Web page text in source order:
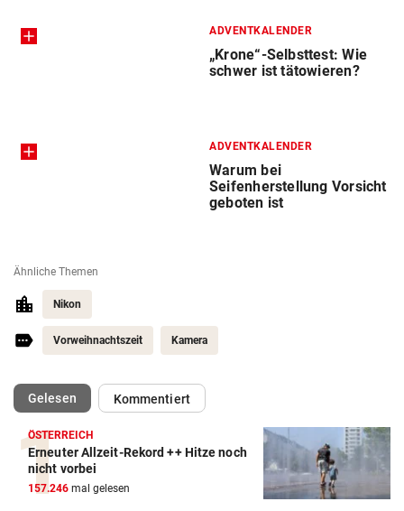
ADVENTKALENDER
„Krone“-Selbsttest: Wie
schwer ist tätowieren?
ADVENTKALENDER
Warum bei
Seifenherstellung Vorsicht
geboten ist
Ähnliche Themen
Nikon
Vorweihnachtszeit Kamera
Gelesen(ausgewählt)Kommentiert
ÖSTERREICH
Erneuter Allzeit-Rekord ++ Hitze noch
nicht vorbei
157.246 mal gelesen